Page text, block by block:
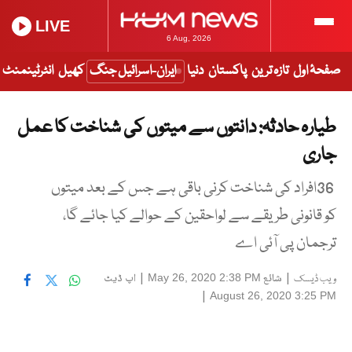
6 Aug, 2026
LIVE
صفحۂ اول تازہ ترین پاکستان دنیا ایران-اسرائیل جنگ کھیل انٹرٹینمنٹ
طیارہ حادثہ: دانتوں سے میتوں کی شناخت کا عمل
جاری
36افراد کی شناخت کرنی باقی ہے جس کے بعد میتوں
کو قانونی طریقے سے لواحقین کے حوالے کیا جائے گا،
ترجمان پی آئی اے
ویب ڈیسک | شائع May 26, 2020 2:38 PM
| اپ ڈیٹ
August 26, 2020 3:25 PM
|